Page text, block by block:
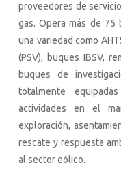
proveedores de
gas. Opera más de
una variedad como
(PSV), buques IBSV,
buques de
totalmente
actividades en el
exploración,
rescate y respuesta
al sector eólico.